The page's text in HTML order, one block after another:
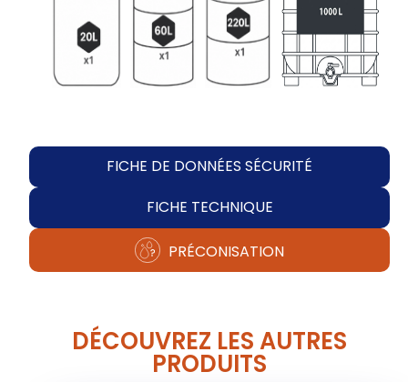
FICHE DE DONNÉES SÉCURITÉ
FICHE TECHNIQUE
PRÉCONISATION
DÉCOUVREZ LES AUTRES
PRODUITS